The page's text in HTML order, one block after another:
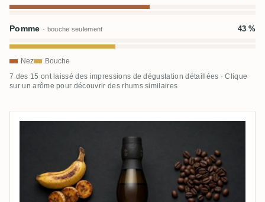
Pomme · bouche seulement 43 %
Nez Bouche
7 des 15 ont laissé des impressions de dégustation détaillées · Clique
sur un arôme pour découvrir des rhums similaires